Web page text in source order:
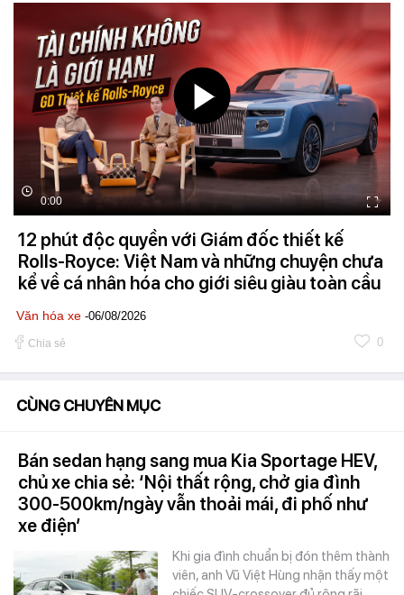
0:00
12 phút độc quyền với Giám đốc thiết kế
Rolls-Royce: Việt Nam và những chuyện chưa
kể về cá nhân hóa cho giới siêu giàu toàn cầu
Văn hóa xe -06/08/2026
Chia sẻ 0
CÙNG CHUYÊN MỤC
Bán sedan hạng sang mua Kia Sportage HEV,
chủ xe chia sẻ: ‘Nội thất rộng, chở gia đình
300-500km/ngày vẫn thoải mái, đi phố như
xe điện’
Khi gia đình chuẩn bị đón thêm thành
viên, anh Vũ Việt Hùng nhận thấy một